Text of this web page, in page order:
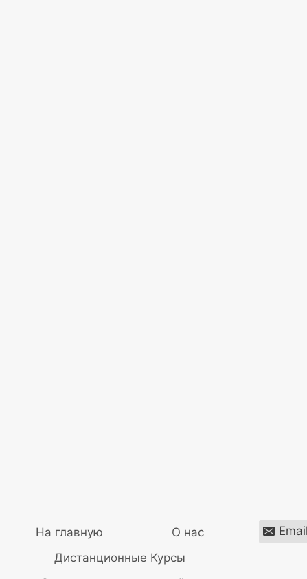
На главную
О нас
Дистанционные Курсы